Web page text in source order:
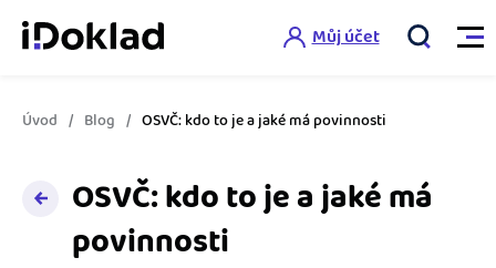
Online fakturace
Správa kontaktů
Ceník
Můj účet
Úvod Blog OSVČ: kdo to je a jaké má povinnosti
OSVČ: kdo to je a jaké má
povinnosti